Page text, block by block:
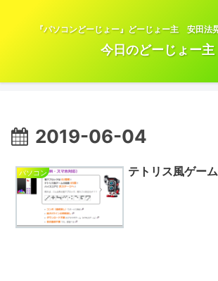
『パソコンどーじょー』どーじょー主 安田法
今日のどーじょー主
2019-06-04
パソコン テトリス風ゲー